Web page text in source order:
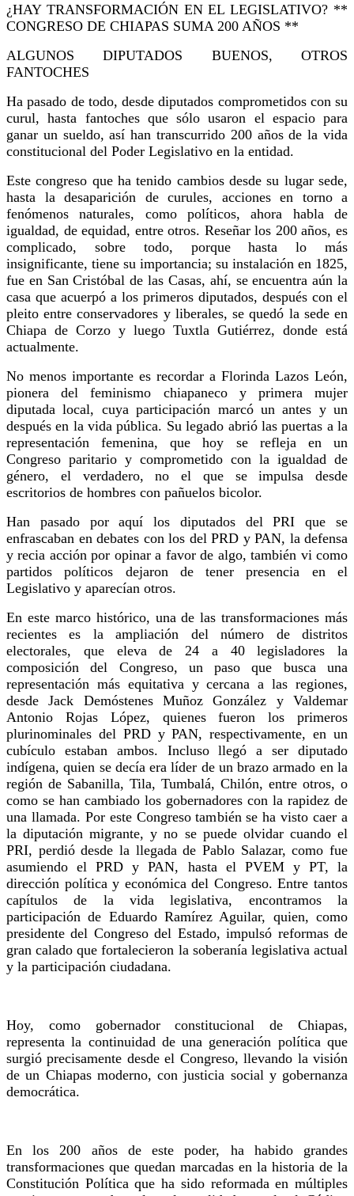
¿HAY TRANSFORMACIÓN EN EL LEGISLATIVO? **
CONGRESO DE CHIAPAS SUMA 200 AÑOS **
ALGUNOS DIPUTADOS BUENOS, OTROS
FANTOCHES
Ha pasado de todo, desde diputados comprometidos con su
curul, hasta fantoches que sólo usaron el espacio para
ganar un sueldo, así han transcurrido 200 años de la vida
constitucional del Poder Legislativo en la entidad.
Este congreso que ha tenido cambios desde su lugar sede,
hasta la desaparición de curules, acciones en torno a
fenómenos naturales, como políticos, ahora habla de
igualdad, de equidad, entre otros. Reseñar los 200 años, es
complicado, sobre todo, porque hasta lo más
insignificante, tiene su importancia; su instalación en 1825,
fue en San Cristóbal de las Casas, ahí, se encuentra aún la
casa que acuerpó a los primeros diputados, después con el
pleito entre conservadores y liberales, se quedó la sede en
Chiapa de Corzo y luego Tuxtla Gutiérrez, donde está
actualmente.
No menos importante es recordar a Florinda Lazos León,
pionera del feminismo chiapaneco y primera mujer
diputada local, cuya participación marcó un antes y un
después en la vida pública. Su legado abrió las puertas a la
representación femenina, que hoy se refleja en un
Congreso paritario y comprometido con la igualdad de
género, el verdadero, no el que se impulsa desde
escritorios de hombres con pañuelos bicolor.
Han pasado por aquí los diputados del PRI que se
enfrascaban en debates con los del PRD y PAN, la defensa
y recia acción por opinar a favor de algo, también vi como
partidos políticos dejaron de tener presencia en el
Legislativo y aparecían otros.
En este marco histórico, una de las transformaciones más
recientes es la ampliación del número de distritos
electorales, que eleva de 24 a 40 legisladores la
composición del Congreso, un paso que busca una
representación más equitativa y cercana a las regiones,
desde Jack Demóstenes Muñoz González y Valdemar
Antonio Rojas López, quienes fueron los primeros
plurinominales del PRD y PAN, respectivamente, en un
cubículo estaban ambos. Incluso llegó a ser diputado
indígena, quien se decía era líder de un brazo armado en la
región de Sabanilla, Tila, Tumbalá, Chilón, entre otros, o
como se han cambiado los gobernadores con la rapidez de
una llamada. Por este Congreso también se ha visto caer a
la diputación migrante, y no se puede olvidar cuando el
PRI, perdió desde la llegada de Pablo Salazar, como fue
asumiendo el PRD y PAN, hasta el PVEM y PT, la
dirección política y económica del Congreso. Entre tantos
capítulos de la vida legislativa, encontramos la
participación de Eduardo Ramírez Aguilar, quien, como
presidente del Congreso del Estado, impulsó reformas de
gran calado que fortalecieron la soberanía legislativa actual
y la participación ciudadana.
Hoy, como gobernador constitucional de Chiapas,
representa la continuidad de una generación política que
surgió precisamente desde el Congreso, llevando la visión
de un Chiapas moderno, con justicia social y gobernanza
democrática.
En los 200 años de este poder, ha habido grandes
transformaciones que quedan marcadas en la historia de la
Constitución Política que ha sido reformada en múltiples